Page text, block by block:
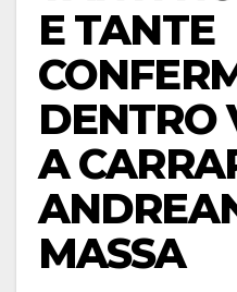
E TANTE
DENTRO
A
MASSA